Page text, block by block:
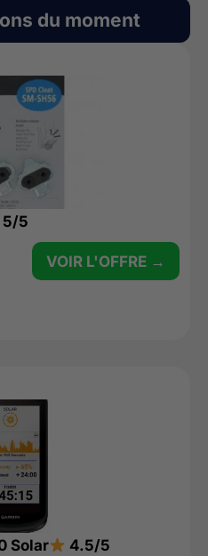
du moment
5/5
VOIR L'OFFRE →
Solar 4.5/5